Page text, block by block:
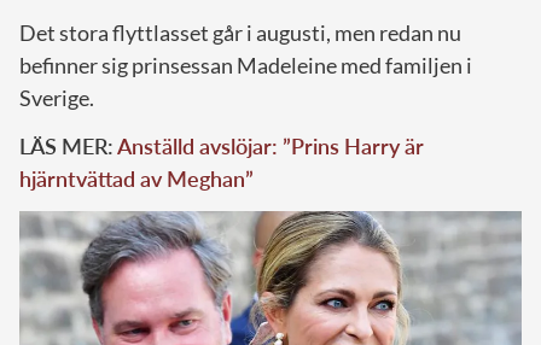
Det stora flyttlasset går i augusti, men redan nu
befinner sig prinsessan Madeleine med familjen i
Sverige.
LÄS MER:Anställd avslöjar: ”Prins Harry är
hjärntvättad av Meghan”